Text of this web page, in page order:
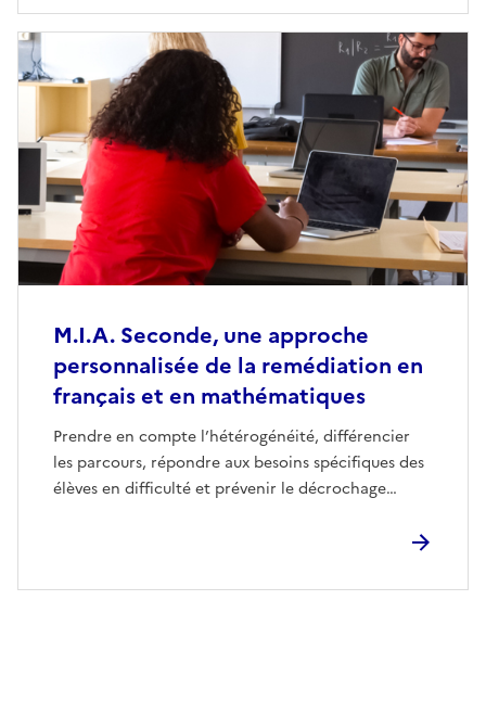
M.I.A. Seconde, une approche
personnalisée de la remédiation en
français et en mathématiques
Prendre en compte l’hétérogénéité, différencier
les parcours, répondre aux besoins spécifiques des
élèves en difficulté et prévenir le décrochage…